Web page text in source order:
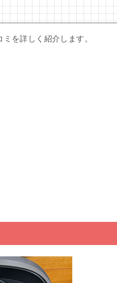
を詳しく紹介します。